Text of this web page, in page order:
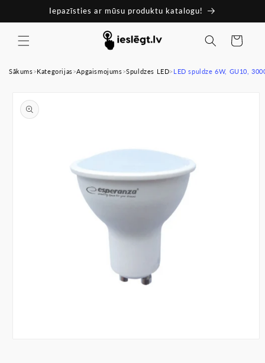
saturu
Iepazīsties ar mūsu produktu katalogu!
Ratiņi
Sākums>Kategorijas>Apgaismojums>Spuldzes LED>LED spuldze 6W, GU10,
produkta
informāciju